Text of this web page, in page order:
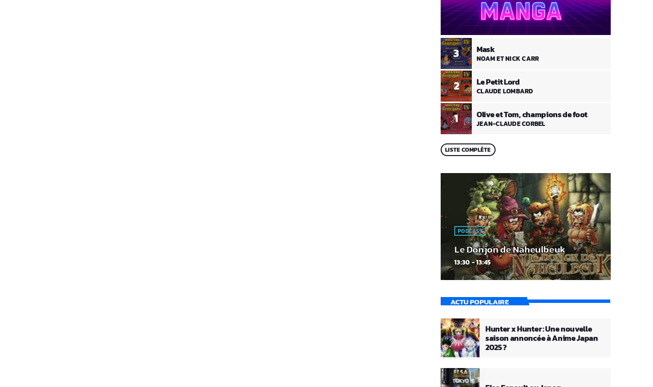
1 Olive et Tom, champions de foot
JEAN-CLAUDE CORBEL
2 Le Petit Lord
CLAUDE LOMBARD
3 Mask
NOAM ET NICK CARR
LISTE COMPLÈTE
PODCAST
Le Donjon de Naheulbeuk
13:30 - 13:45
ACTU POPULAIRE
Hunter x Hunter : Une nouvelle
saison annoncée à Anime Japan
2025 ?